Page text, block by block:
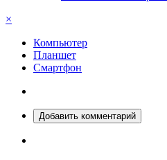
×
Компьютер
Планшет
Смартфон
Добавить комментарий